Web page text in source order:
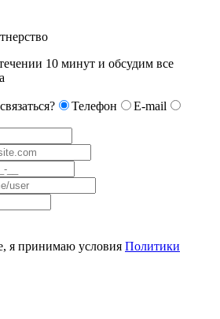
10 минут и обсудим все
Телефон
E-mail
я принимаю условия Политики